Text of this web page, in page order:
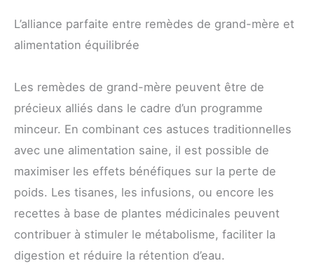
L’alliance parfaite entre remèdes de grand-mère et
alimentation équilibrée
Les remèdes de grand-mère peuvent être de
précieux alliés dans le cadre d’un programme
minceur. En combinant ces astuces traditionnelles
avec une alimentation saine, il est possible de
maximiser les effets bénéfiques sur la perte de
poids. Les tisanes, les infusions, ou encore les
recettes à base de plantes médicinales peuvent
contribuer à stimuler le métabolisme, faciliter la
digestion et réduire la rétention d’eau.